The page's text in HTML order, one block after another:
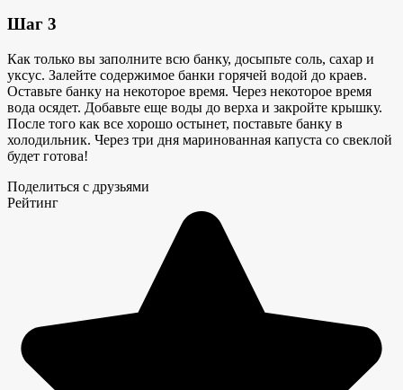
Шаг 3
Как только вы заполните всю банку, досыпьте соль, сахар и
уксус. Залейте содержимое банки горячей водой до краев.
Оставьте банку на некоторое время. Через некоторое время
вода осядет. Добавьте еще воды до верха и закройте крышку.
После того как все хорошо остынет, поставьте банку в
холодильник. Через три дня маринованная капуста со свеклой
будет готова!
Поделиться с друзьями
Рейтинг